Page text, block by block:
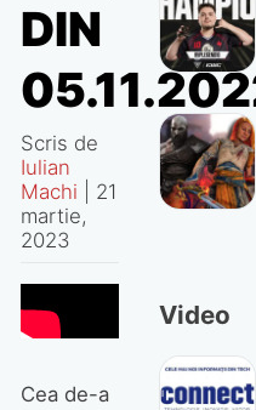
DIN
Scris de
Iulian
Machi
21
martie,
2023
Cea de-a
Video